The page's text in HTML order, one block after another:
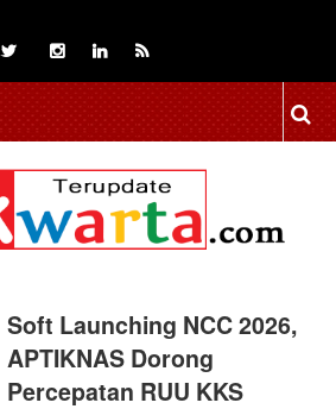
Menkop Bawa Semangat
Koperasi ke Festival
Lembah Baliem Wamena